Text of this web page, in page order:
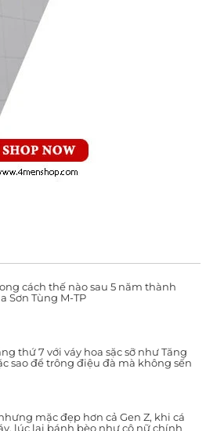
cách thế nào sau 5 năm thành
Sơn Tùng M-TP
thứ 7 với váy hoa sặc sỡ như Tăng
sao để trông điệu đà mà không sến
mặc đẹp hơn cả Gen Z, khi cá
lúc lại bánh bèo như cô nữ chính